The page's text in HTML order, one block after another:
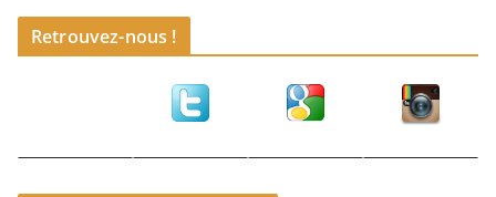
Retrouvez-nous !